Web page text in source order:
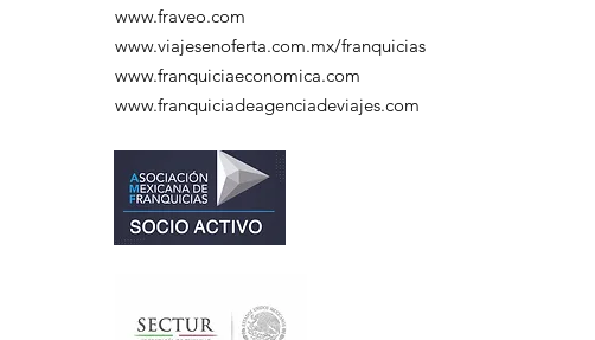
www.fraveo.com
www.viajesenoferta.com.mx/franquicias
www.franquiciaeconomica.com
www.franquiciadeagenciadeviajes.com